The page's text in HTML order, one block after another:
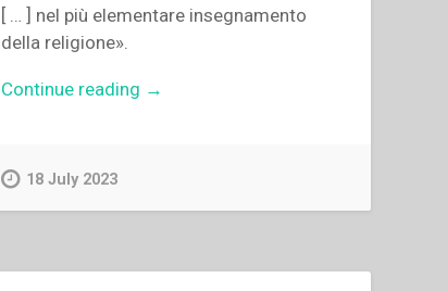
[ … ] nel più elementare insegnamento
della religione».
Continue reading “Eugenio
don
→
18 July 2023